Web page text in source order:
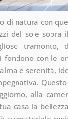
di natura con
del sole sopra
tramonto,
fondono con le
e serenità,
alla
casa la